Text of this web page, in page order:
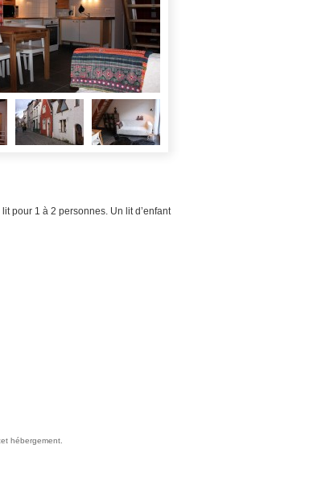
pour 1 à 2 personnes. Un lit d’enfant
hébergement.